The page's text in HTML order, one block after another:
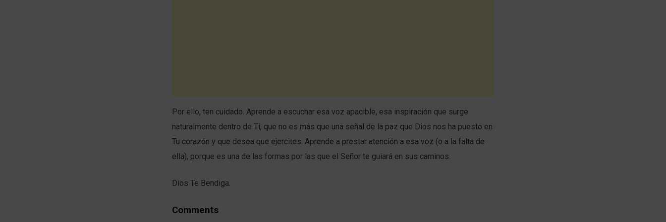
Por ello, ten cuidado. Aprende a escuchar esa voz apacible, esa inspiración que surge
naturalmente dentro de Ti, que no es más que una señal de la paz que Dios nos ha puesto en
Tu corazón y que desea que ejercites. Aprende a prestar atención a esa voz (o a la falta de
ella), porque es una de las formas por las que el Señor te guiará en sus caminos.
Dios Te Bendiga.
Comments